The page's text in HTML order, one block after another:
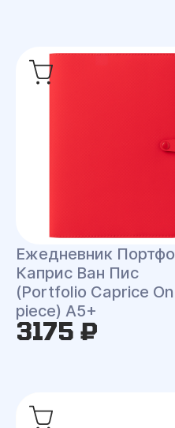
Ежедневник
Каприс Ван Пис
(Portfolio Caprice
piece) A5+
3175 ₽